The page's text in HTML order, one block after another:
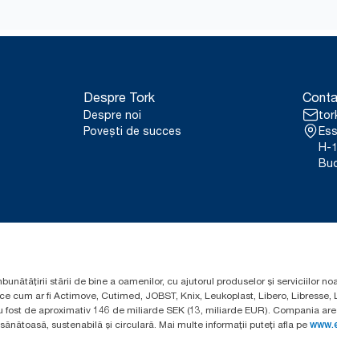
european de rezerve Tork OptiServe® per utilizare. Pe baza
(LCA) revizuite de terți, care acoperă toate nivelurile de calitate a
datele de consum. Deoarece aceste date sunt o medie de sistem, nu
Despre Tork
Despre noi
Povești de succes
H-
stării de bine a oamenilor, cu ajutorul produselor și serviciilor
ar fi Actimove, Cutimed, JOBST, Knix, Leukoplast, Libero, Libresse,
de aproximativ 146 de miliarde SEK (13, miliarde EUR). Compania
sustenabilă și circulară. Mai multe informații puteți afla pe